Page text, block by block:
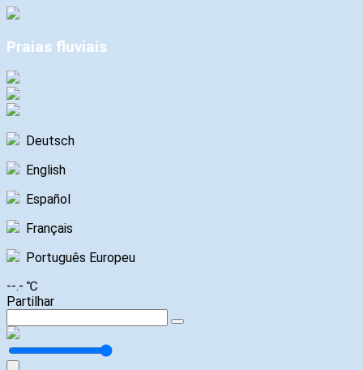
Praias fluviais
Deutsch
English
Español
Français
Português Europeu
--.- ℃
Partilhar